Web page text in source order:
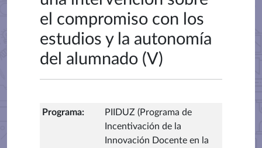
el compromiso con los
estudios y la autonomía
del alumnado (V)
Programa:
PIIDUZ (Programa de
Incentivación de la
Innovación Docente en la